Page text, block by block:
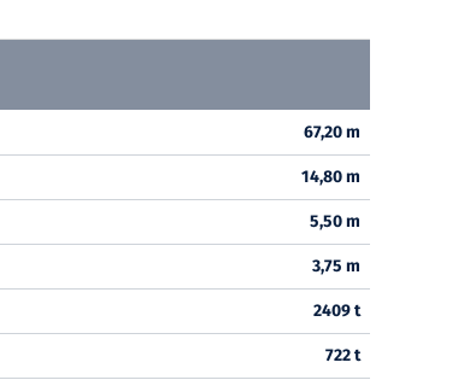
67,20 m
14,80 m
5,50 m
3,75 m
2409 t
722 t